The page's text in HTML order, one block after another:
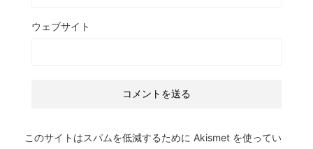
ウェブサイト
このサイトはスパムを低減するために Akismet を使ってい